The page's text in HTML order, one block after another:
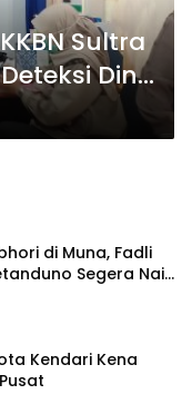
Sultra
Dini
di Muna, Fadli
Segera Naik
Nasional
Kendari Kena